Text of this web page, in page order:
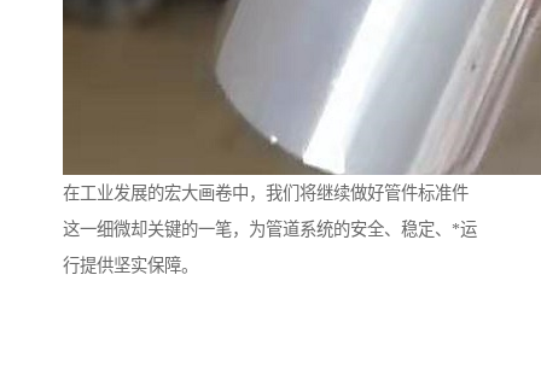
在工业发展的宏大画卷中，我们将继续做好管件标准件
这一细微却关键的一笔，为管道系统的安全、稳定、*运
行提供坚实保障。